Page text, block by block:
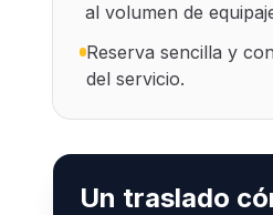
al volumen de
Reserva sencilla y
del servicio.
Un traslado